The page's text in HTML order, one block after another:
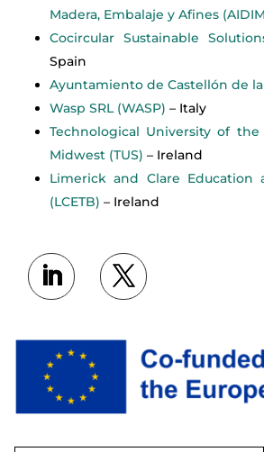
Madera, Embalaje y Afines
Cocircular Sustainable
Spain
Ayuntamiento de Castellón de
Wasp SRL (WASP) – Italy
Technological University of the
Midwest (TUS) – Ireland
Limerick and Clare Education
(LCETB) – Ireland